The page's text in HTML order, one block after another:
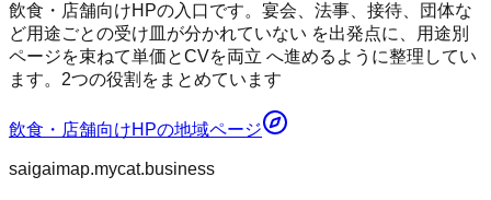
飲食・店舗向けHPの入口です。宴会、法事、接待、団体な
ど用途ごとの受け皿が分かれていない を出発点に、用途別
ページを束ねて単価とCVを両立 へ進めるように整理してい
ます。2つの役割をまとめています
飲食・店舗向けHPの地域ページ
saigaimap.mycat.business